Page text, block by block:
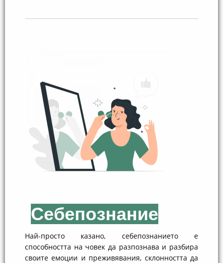
Себепознание
Най-просто казано, себепознанието е
способността на човек да разпознава и разбира
своите емоции и преживявания, склонността да